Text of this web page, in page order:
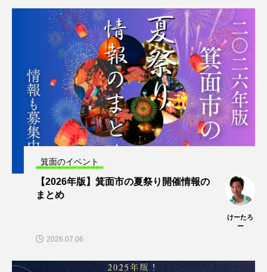
箕面のイベント
【2026年版】箕面市の夏祭り開催情報の
まとめ
けーたろ
ー
2026.07.06